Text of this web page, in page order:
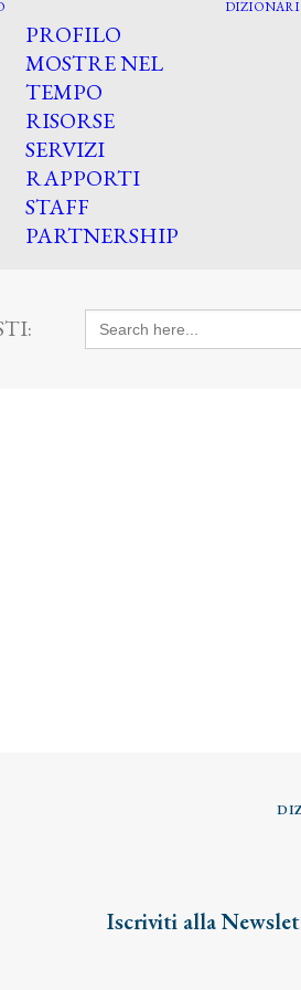
PROFILO
MOSTRE NEL
TEMPO
RISORSE
SERVIZI
RAPPORTI
STAFF
PARTNERSHIP
Search
for:
Iscriviti alla